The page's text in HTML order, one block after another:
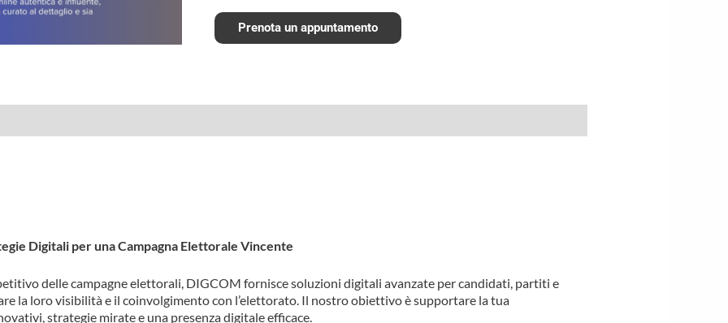
Prenota un appuntamento
Digitali per una Campagna Elettorale Vincente
delle campagne elettorali, DIGCOM fornisce soluzioni digitali avanzate per candidati, partiti e
la loro visibilità e il coinvolgimento con l’elettorato. Il nostro obiettivo è supportare la tua
strategie mirate e una presenza digitale efficace.